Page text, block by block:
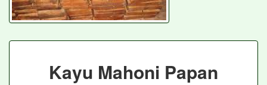
Kayu Mahoni Papan